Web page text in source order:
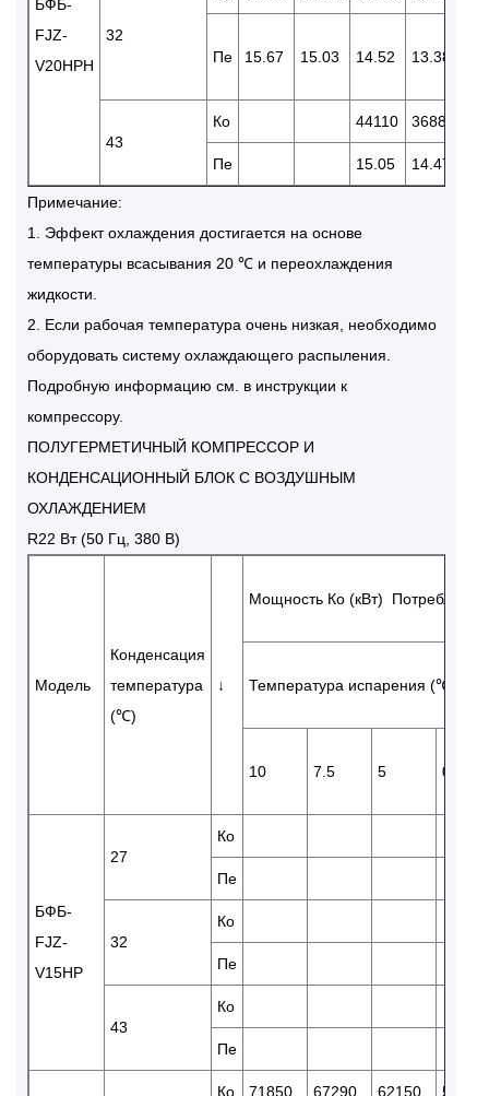
БФБ-
FJZ-
V20HPH
32
Пе 15.67 15.03 14.52 13.38
43
Ко 44110 36880
Пе 15.05 14.47
Примечание:
1. Эффект охлаждения достигается на основе
температуры всасывания 20 ℃ и переохлаждения
жидкости.
2. Если рабочая температура очень низкая, необходимо
оборудовать систему охлаждающего распыления.
Подробную информацию см. в инструкции к
компрессору.
ПОЛУГЕРМЕТИЧНЫЙ КОМПРЕССОР И
КОНДЕНСАЦИОННЫЙ БЛОК С ВОЗДУШНЫМ
ОХЛАЖДЕНИЕМ
R22 Вт (50 Гц, 380 В)
Модель
Конденсация
температура
(℃)
↓
Мощность Ко (кВт)
Температура испарения (℃)
10 7.5 5 0
БФБ-
FJZ-
V15HP
27
Ко
Пе
32
Ко
Пе
43
Ко
Пе
Ко 71850 67290 62150 52250